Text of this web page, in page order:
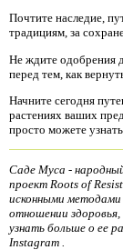
Почтите наследие,
традициям, за
Не ждите одобрения
перед тем, как
Начните сегодня
растениях ваших
просто можете
Саде Муса -
проект Roots of
исконными методами
отношении
узнать больше о ее
Instagram